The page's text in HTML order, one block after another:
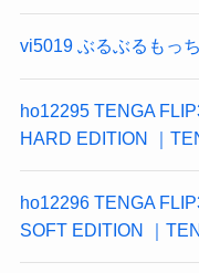
vi5019 ぶるぶるもっ
ho12295 TENGA
HARD EDITION ｜
ho12296 TENGA
SOFT EDITION ｜